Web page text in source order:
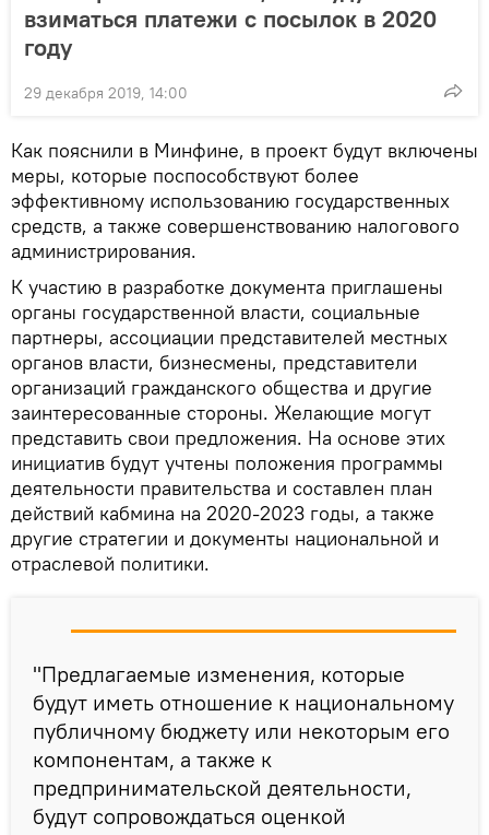
взиматься платежи с посылок в 2020
году
29 декабря 2019, 14:00
Как пояснили в Минфине, в проект будут включены
меры, которые поспособствуют более
эффективному использованию государственных
средств, а также совершенствованию налогового
администрирования.
К участию в разработке документа приглашены
органы государственной власти, социальные
партнеры, ассоциации представителей местных
органов власти, бизнесмены, представители
организаций гражданского общества и другие
заинтересованные стороны. Желающие могут
представить свои предложения. На основе этих
инициатив будут учтены положения программы
деятельности правительства и составлен план
действий кабмина на 2020-2023 годы, а также
другие стратегии и документы национальной и
отраслевой политики.
"Предлагаемые изменения, которые
будут иметь отношение к национальному
публичному бюджету или некоторым его
компонентам, а также к
предпринимательской деятельности,
будут сопровождаться оценкой